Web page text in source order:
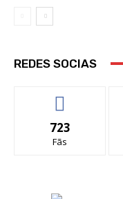
REDES SOCIAS
723
Fãs